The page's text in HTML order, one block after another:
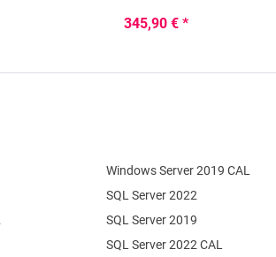
345,90 € *
SQL Server 2022
SQL Server 2019
Windows Server 2019 CAL
SQL Server 2022 CAL